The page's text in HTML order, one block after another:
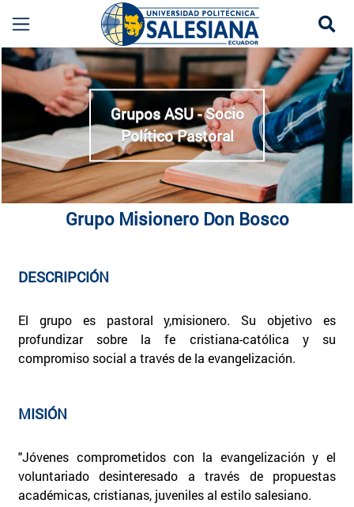
Grupo Misionero Don Bosco (GMDB) |
more
Grupos ASU - Socio
Político Pastoral
Grupo Misionero Don Bosco
DESCRIPCIÓN
El grupo es pastoral y,misionero. Su objetivo es
profundizar sobre la fe cristiana-católica y su
compromiso social a través de la evangelización.
MISIÓN
"Jóvenes comprometidos con la evangelización y el
voluntariado desinteresado a través de propuestas
académicas, cristianas, juveniles al estilo salesiano.